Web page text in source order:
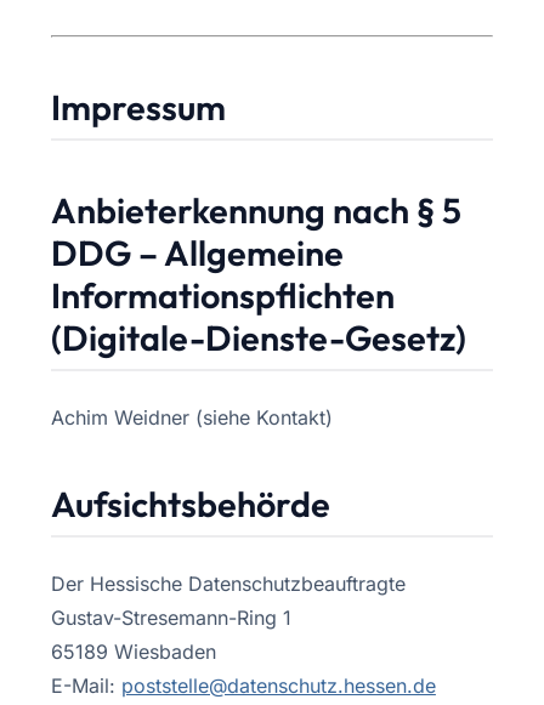
Impressum
Anbieterkennung nach § 5
DDG – Allgemeine
Informationspflichten
(Digitale-Dienste-Gesetz)
Achim Weidner (siehe Kontakt)
Aufsichtsbehörde
Der Hessische Datenschutzbeauftragte
Gustav-Stresemann-Ring 1
65189 Wiesbaden
E-Mail: poststelle@datenschutz.hessen.de